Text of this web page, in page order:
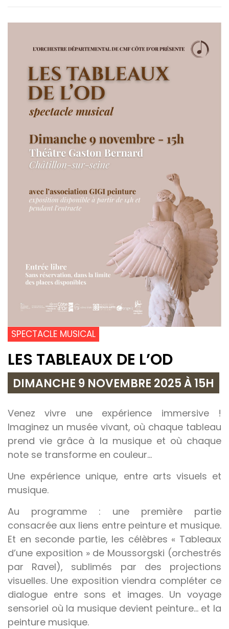
SPECTACLE MUSICAL
LES TABLEAUX DE L’OD
DIMANCHE 9 NOVEMBRE 2025 À 15H
Venez vivre une expérience immersive !
Imaginez un musée vivant, où chaque tableau
prend vie grâce à la musique et où chaque
note se transforme en couleur…
Une expérience unique, entre arts visuels et
musique.
Au programme : une première partie
consacrée aux liens entre peinture et musique.
Et en seconde partie, les célèbres « Tableaux
d’une exposition » de Moussorgski (orchestrés
par Ravel), sublimés par des projections
visuelles. Une exposition viendra compléter ce
dialogue entre sons et images. Un voyage
sensoriel où la musique devient peinture… et la
peinture musique.